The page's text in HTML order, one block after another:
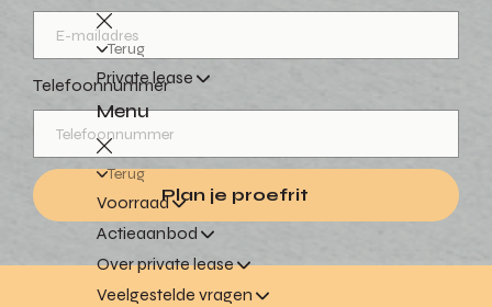
Terug
Private lease
Menu
Terug
Voorraad
Actieaanbod
Over private lease
Veelgestelde vragen
Telefoonnummer
Plan je proefrit